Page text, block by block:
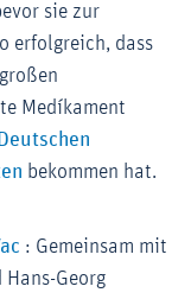
sie zur
erfolgreich, dass
Medíkament
Deutschen
Externer-Link
bekommen hat.
Externer-Link
: Gemeinsam mit
Georg